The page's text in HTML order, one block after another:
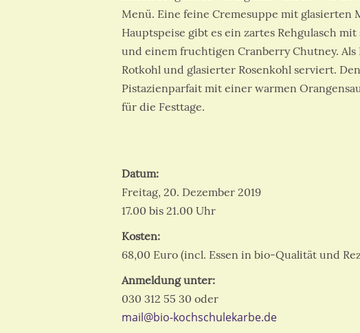
Menü. Eine feine Cremesuppe mit glasierten
Hauptspeise gibt es ein zartes Rehgulasch
und einem fruchtigen Cranberry Chutney.
Rotkohl und glasierter Rosenkohl serviert.
Pistazienparfait mit einer warmen
für die Festtage.
Datum:
Freitag, 20. Dezember 2019
17.00 bis 21.00 Uhr
Kosten:
68,00 Euro (incl. Essen in bio-Qualität und
Anmeldung unter:
030 312 55 30 oder
mail@bio-kochschulekarbe.de